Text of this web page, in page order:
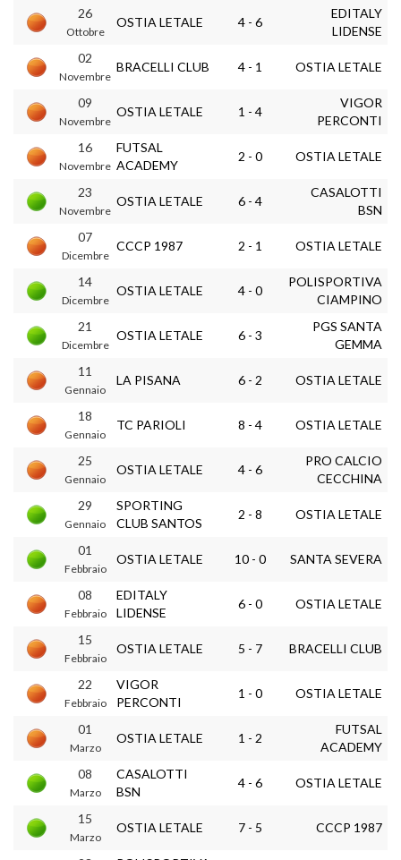
26
Ottobre
OSTIA LETALE 4 - 6
EDITALY
LIDENSE
02
Novembre
BRACELLI CLUB 4 - 1 OSTIA LETALE
09
Novembre
OSTIA LETALE 1 - 4
VIGOR
PERCONTI
16
Novembre
FUTSAL
ACADEMY
2 - 0 OSTIA LETALE
23
Novembre
OSTIA LETALE 6 - 4
CASALOTTI
BSN
07
Dicembre
CCCP 1987 2 - 1 OSTIA LETALE
14
Dicembre
OSTIA LETALE 4 - 0
POLISPORTIVA
CIAMPINO
21
Dicembre
OSTIA LETALE 6 - 3
PGS SANTA
GEMMA
11
Gennaio
LA PISANA 6 - 2 OSTIA LETALE
18
Gennaio
TC PARIOLI 8 - 4 OSTIA LETALE
25
Gennaio
OSTIA LETALE 4 - 6
PRO CALCIO
CECCHINA
29
Gennaio
SPORTING
CLUB SANTOS
2 - 8 OSTIA LETALE
01
Febbraio
OSTIA LETALE 10 - 0 SANTA SEVERA
08
Febbraio
EDITALY
LIDENSE
6 - 0 OSTIA LETALE
15
Febbraio
OSTIA LETALE 5 - 7 BRACELLI CLUB
22
Febbraio
VIGOR
PERCONTI
1 - 0 OSTIA LETALE
01
Marzo
OSTIA LETALE 1 - 2
FUTSAL
ACADEMY
08
Marzo
CASALOTTI
BSN
4 - 6 OSTIA LETALE
15
Marzo
OSTIA LETALE 7 - 5 CCCP 1987